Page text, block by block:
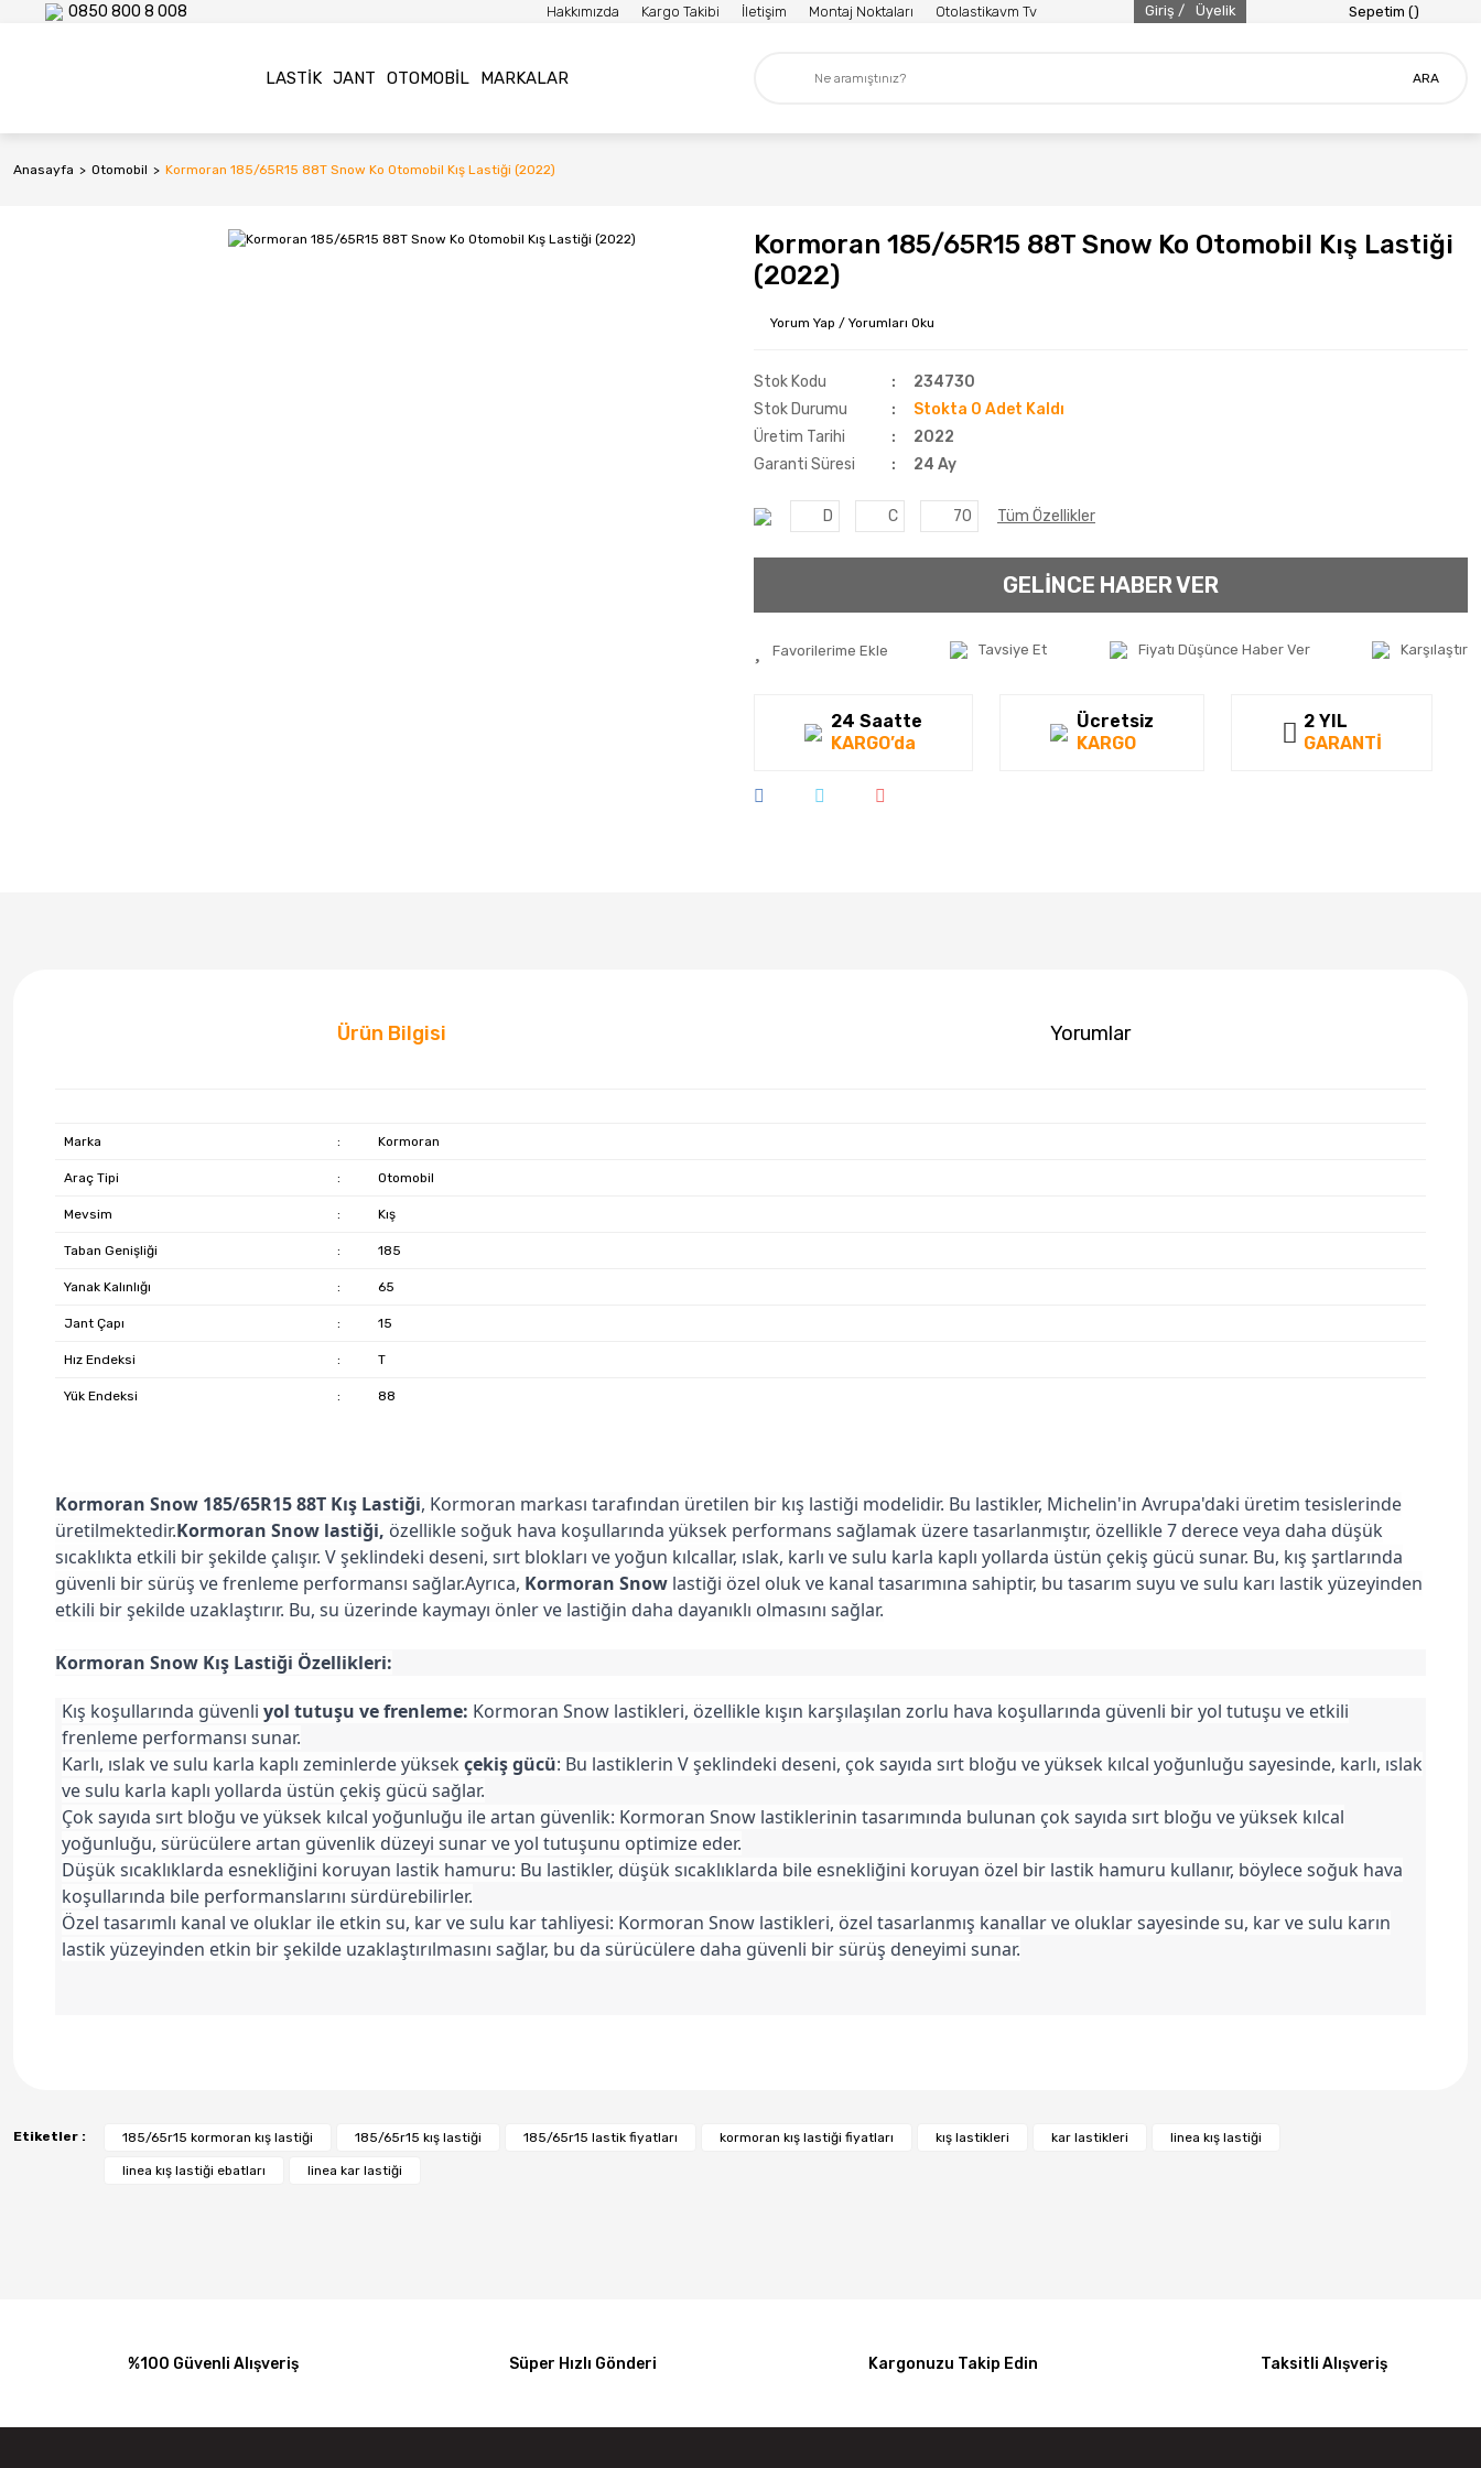
0850 800 8 008 Hakkımızda Kargo Takibi İletişim Montaj Noktaları Otolastikavm Tv Giriş / Üyelik Sepetim ()
LASTIK JANT OTOMOBIL MARKALAR ARA
Anasayfa Otomobil Kormoran 185/65R15 88T Snow Ko Otomobil Kış Lastiği (2022)
Kormoran 185/65R15 88T Snow Ko Otomobil Kış Lastiği
(2022)
Yorum Yap / Yorumları Oku
Stok Kodu
234730
Stok Durumu
Stokta 0 Adet Kaldı
Üretim Tarihi
2022
Garanti Süresi
24 Ay
D C 70 Tüm Özellikler
GELİNCE HABER VER
Tavsiye Et Fiyatı Düşünce Haber Ver Karşılaştır
24 Saatte
KARGO’da
Ücretsiz
KARGO
2 YIL
GARANTİ
Ürün Bilgisi Yorumlar
Marka : Kormoran
Araç Tipi : Otomobil
Mevsim : Kış
Taban Genişliği : 185
Yanak Kalınlığı : 65
Jant Çapı : 15
Hız Endeksi : T
Yük Endeksi : 88
Kormoran Snow 185/65R15 88T Kış Lastiği, Kormoran markası tarafından üretilen bir kış lastiği modelidir. Bu lastikler, Michelin'in Avrupa'daki üretim tesislerinde
üretilmektedir.Kormoran Snow lastiği, özellikle soğuk hava koşullarında yüksek performans sağlamak üzere tasarlanmıştır, özellikle 7 derece veya daha düşük
sıcaklıkta etkili bir şekilde çalışır. V şeklindeki deseni, sırt blokları ve yoğun kılcallar, ıslak, karlı ve sulu karla kaplı yollarda üstün çekiş gücü sunar. Bu, kış şartlarında
güvenli bir sürüş ve frenleme performansı sağlar.Ayrıca, Kormoran Snow lastiği özel oluk ve kanal tasarımına sahiptir, bu tasarım suyu ve sulu karı lastik yüzeyinden
etkili bir şekilde uzaklaştırır. Bu, su üzerinde kaymayı önler ve lastiğin daha dayanıklı olmasını sağlar.
Kormoran Snow Kış Lastiği Özellikleri:
Kış koşullarında güvenli yol tutuşu ve frenleme: Kormoran Snow lastikleri, özellikle kışın karşılaşılan zorlu hava koşullarında güvenli bir yol tutuşu ve etkili
frenleme performansı sunar.
Karlı, ıslak ve sulu karla kaplı zeminlerde yüksek çekiş gücü: Bu lastiklerin V şeklindeki deseni, çok sayıda sırt bloğu ve yüksek kılcal yoğunluğu sayesinde, karlı, ıslak
ve sulu karla kaplı yollarda üstün çekiş gücü sağlar.
Çok sayıda sırt bloğu ve yüksek kılcal yoğunluğu ile artan güvenlik: Kormoran Snow lastiklerinin tasarımında bulunan çok sayıda sırt bloğu ve yüksek kılcal
yoğunluğu, sürücülere artan güvenlik düzeyi sunar ve yol tutuşunu optimize eder.
Düşük sıcaklıklarda esnekliğini koruyan lastik hamuru: Bu lastikler, düşük sıcaklıklarda bile esnekliğini koruyan özel bir lastik hamuru kullanır, böylece soğuk hava
koşullarında bile performanslarını sürdürebilirler.
Özel tasarımlı kanal ve oluklar ile etkin su, kar ve sulu kar tahliyesi: Kormoran Snow lastikleri, özel tasarlanmış kanallar ve oluklar sayesinde su, kar ve sulu karın
lastik yüzeyinden etkin bir şekilde uzaklaştırılmasını sağlar, bu da sürücülere daha güvenli bir sürüş deneyimi sunar.
Etiketler : 185/65r15 kormoran kış lastiği 185/65r15 kış lastiği 185/65r15 lastik fiyatları kormoran kış lastiği fiyatları kış lastikleri kar lastikleri linea kış lastiği
linea kış lastiği ebatları linea kar lastiği
%100 Güvenli Alışveriş Süper Hızlı Gönderi Kargonuzu Takip Edin Taksitli Alışveriş